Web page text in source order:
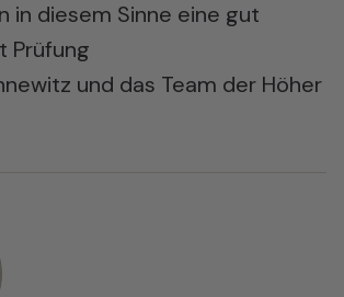
in diesem Sinne eine gut
Prüfung
und das Team der Höher